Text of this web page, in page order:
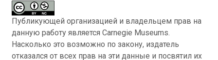
Публикующей организацией и владельцем прав на
данную работу является Carnegie Museums.
Насколько это возможно по закону, издатель
отказался от всех прав на эти данные и посвятил их